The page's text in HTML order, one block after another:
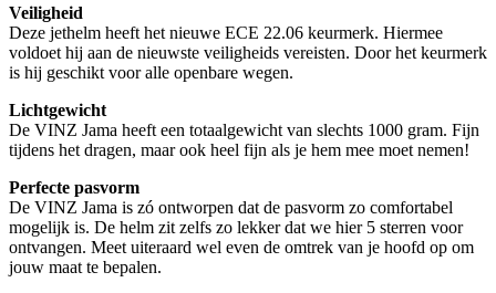
Veiligheid
Deze jethelm heeft het nieuwe ECE 22.06 keurmerk. Hiermee
voldoet hij aan de nieuwste veiligheids vereisten. Door het keurmerk
is hij geschikt voor alle openbare wegen.
Lichtgewicht
De VINZ Jama heeft een totaalgewicht van slechts 1000 gram. Fijn
tijdens het dragen, maar ook heel fijn als je hem mee moet nemen!
Perfecte pasvorm
De VINZ Jama is zó ontworpen dat de pasvorm zo comfortabel
mogelijk is. De helm zit zelfs zo lekker dat we hier 5 sterren voor
ontvangen. Meet uiteraard wel even de omtrek van je hoofd op om
jouw maat te bepalen.